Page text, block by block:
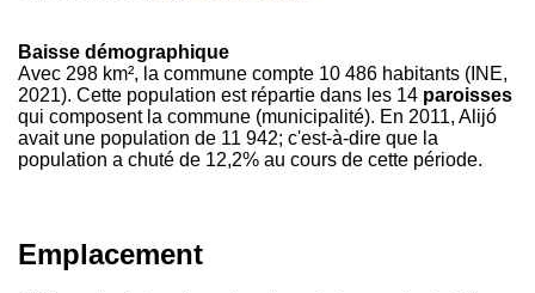
Baisse démographique
Avec 298 km², la commune compte 10 486 habitants (INE,
2021). Cette population est répartie dans les 14 paroisses
qui composent la commune (municipalité). En 2011, Alijó
avait une population de 11 942; c'est-à-dire que la
population a chuté de 12,2% au cours de cette période.
Emplacement